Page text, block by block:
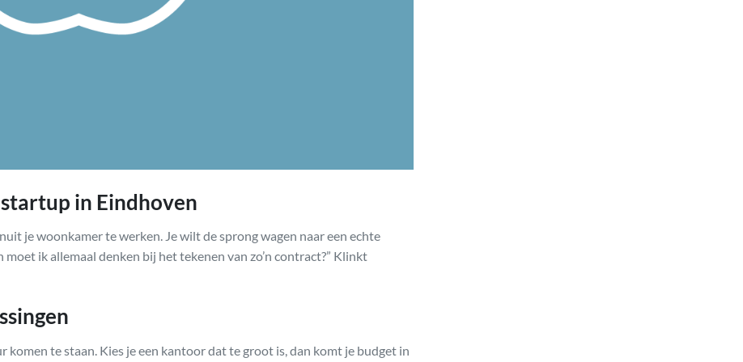
in Eindhoven
je woonkamer te werken. Je wilt de sprong wagen naar een echte
ik allemaal denken bij het tekenen van zo’n contract?” Klinkt
komen te staan. Kies je een kantoor dat te groot is, dan komt je budget in